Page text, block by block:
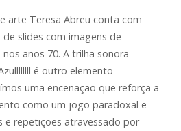
arte Teresa Abreu conta com
slides com imagens de
anos 70. A trilha sonora
é outro elemento
uma encenação que reforça a
como um jogo paradoxal e
e repetições atravessado por